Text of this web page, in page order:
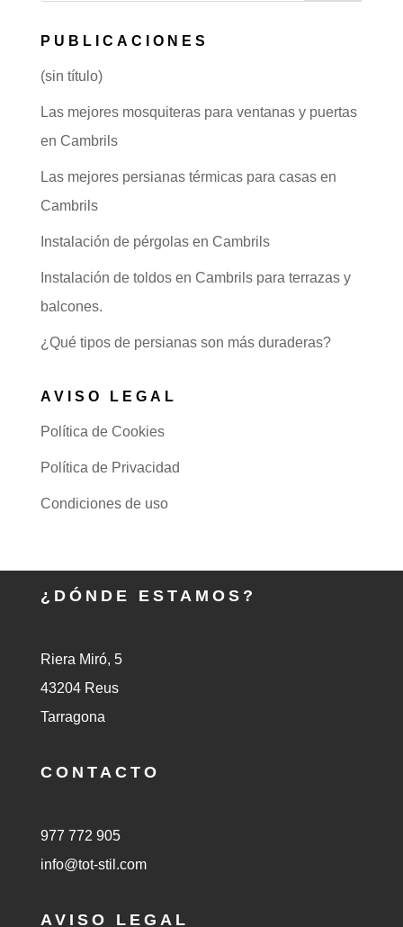
PUBLICACIONES
(sin título)
Las mejores mosquiteras para ventanas y puertas
en Cambrils
Las mejores persianas térmicas para casas en
Cambrils
Instalación de pérgolas en Cambrils
Instalación de toldos en Cambrils para terrazas y
balcones.
¿Qué tipos de persianas son más duraderas?
AVISO LEGAL
Política de Cookies
Política de Privacidad
Condiciones de uso
¿DÓNDE ESTAMOS?
Riera Miró, 5
43204 Reus
Tarragona
CONTACTO
977 772 905
info@tot-stil.com
AVISO LEGAL